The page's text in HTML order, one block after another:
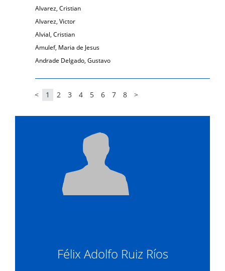
Alvarez, Cristian
Alvarez, Victor
Alvial, Cristian
Amulef, Maria de Jesus
Andrade Delgado, Gustavo
< 1 2 3 4 5 6 7 8 >
Félix Adolfo Ruiz Ríos